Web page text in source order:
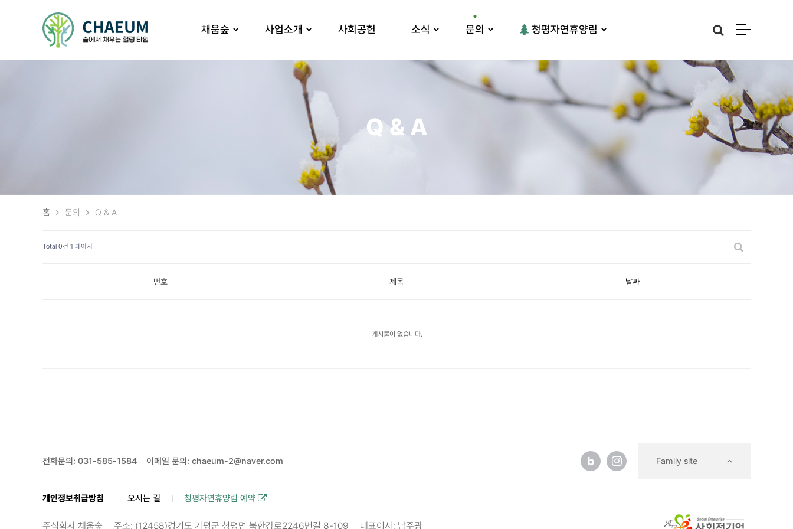
채움숲 사업소개 사회공헌 소식 문의 청평자연휴양림
Q & A
홈 문의 Q & A
Total 0건 1 페이지
번호 제목 날짜
게시물이 없습니다.
전화문의: 031-585-1584 이메일 문의: chaeum-2@naver.com b Family site
개인정보취급방침 오시는 길 청평자연휴양림 예약
주식회사 채움숲 주소: (12458)경기도 가평군 청평면 북한강로2246번길 8-109 대표이사: 남주광